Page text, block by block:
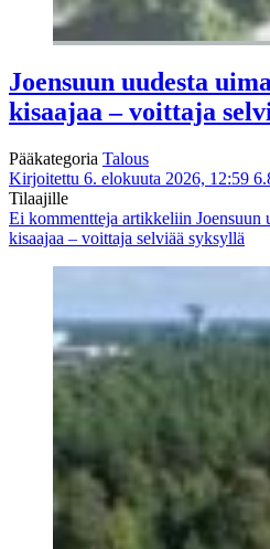
Joensuun uudesta
kisaajaa – voittaja
Pääkategoria Talous
Kirjoitettu 6. elokuuta 2026, 12:59
Tilaajille
Ei kommentteja artikkeliin Joensuun
kisaajaa – voittaja selviää syksyllä